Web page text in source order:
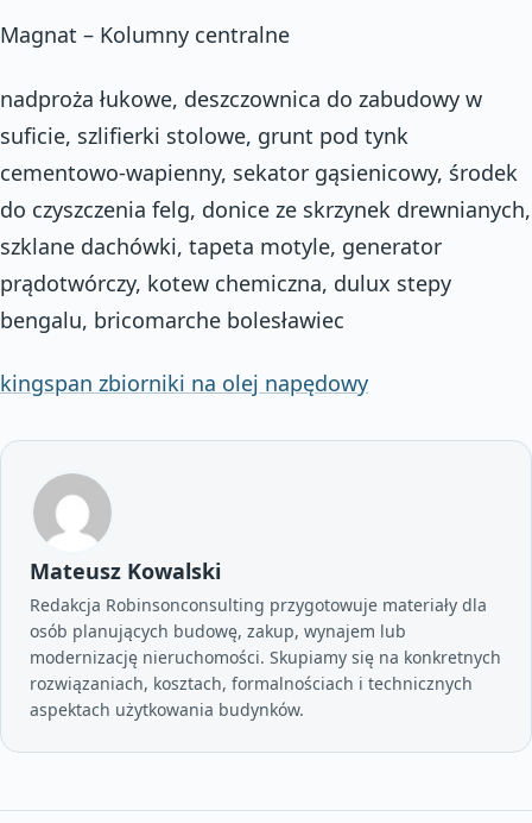
Magnat – Kolumny centralne
nadproża łukowe, deszczownica do zabudowy w
suficie, szlifierki stolowe, grunt pod tynk
cementowo-wapienny, sekator gąsienicowy, środek
do czyszczenia felg, donice ze skrzynek drewnianych,
szklane dachówki, tapeta motyle, generator
prądotwórczy, kotew chemiczna, dulux stepy
bengalu, bricomarche bolesławiec
kingspan zbiorniki na olej napędowy
Mateusz Kowalski
Redakcja Robinsonconsulting przygotowuje materiały dla
osób planujących budowę, zakup, wynajem lub
modernizację nieruchomości. Skupiamy się na konkretnych
rozwiązaniach, kosztach, formalnościach i technicznych
aspektach użytkowania budynków.